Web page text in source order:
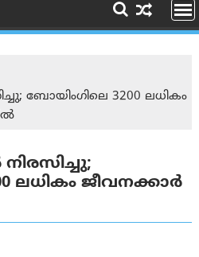
ബോയിംഗിലെ 3200 ലധികം
ലധികം ജീവനക്കാർ